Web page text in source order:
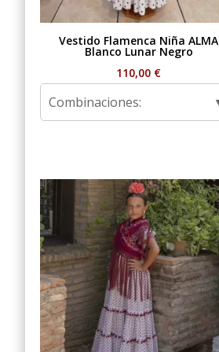
Vestido Flamenca Niña ALMA
Blanco Lunar Negro
110,00 €
Combinaciones: